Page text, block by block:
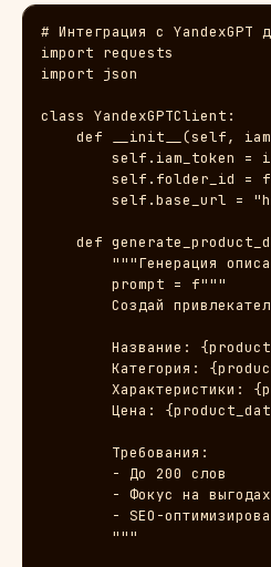
# Интеграция с YandexGPT
import requests
import json
class YandexGPTClient:
def __init__(self,
self.iam_token =
self.folder_id =
self.base_url =
def
"""Генерация
        prompt = f"""
Создай
Название:
Категория:
Характеристики:
Цена:
        Требования:
        - До 200 слов
- Фокус на
- SEO-
        """